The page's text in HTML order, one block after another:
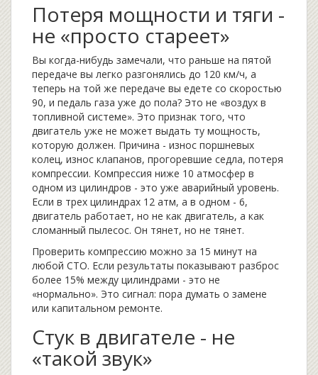
Потеря мощности и тяги -
не «просто стареет»
Вы когда-нибудь замечали, что раньше на пятой
передаче вы легко разгонялись до 120 км/ч, а
теперь на той же передаче вы едете со скоростью
90, и педаль газа уже до пола? Это не «воздух в
топливной системе». Это признак того, что
двигатель уже не может выдать ту мощность,
которую должен. Причина - износ поршневых
колец, износ клапанов, прогоревшие седла, потеря
компрессии. Компрессия ниже 10 атмосфер в
одном из цилиндров - это уже аварийный уровень.
Если в трех цилиндрах 12 атм, а в одном - 6,
двигатель работает, но не как двигатель, а как
сломанный пылесос. Он тянет, но не тянет.
Проверить компрессию можно за 15 минут на
любой СТО. Если результаты показывают разброс
более 15% между цилиндрами - это не
«нормально». Это сигнал: пора думать о замене
или капитальном ремонте.
Стук в двигателе - не
«такой звук»